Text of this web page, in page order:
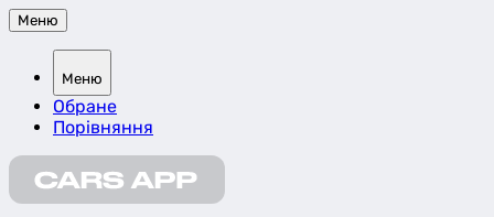
Меню
Меню
Обране
Порівняння